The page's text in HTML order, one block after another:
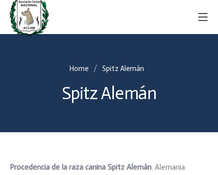
Home Spitz Alemán
Spitz Alemán
Procedencia de la raza canina Spitz Alemán: Alemania